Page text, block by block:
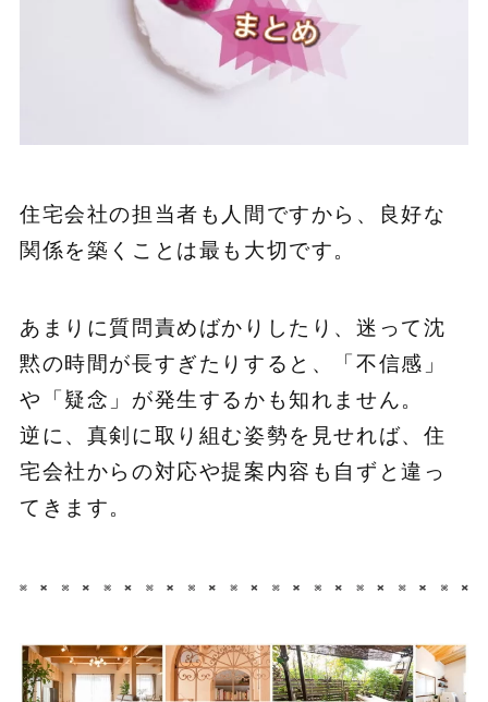
住宅会社の担当者も人間ですから、良好な
関係を築くことは最も大切です。
あまりに質問責めばかりしたり、迷って沈
黙の時間が長すぎたりすると、「不信感」
や「疑念」が発生するかも知れません。
逆に、真剣に取り組む姿勢を見せれば、住
宅会社からの対応や提案内容も自ずと違っ
てきます。